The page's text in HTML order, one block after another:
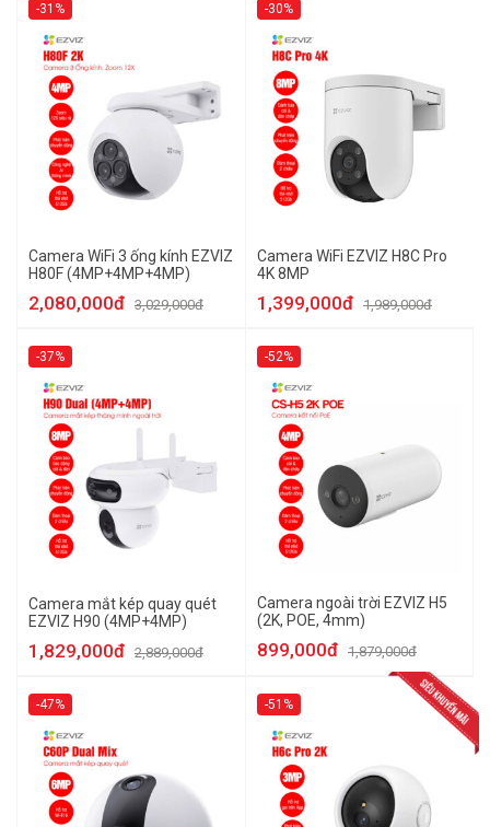
-31%
Camera WiFi 3 ống kính EZVIZ
H80F (4MP+4MP+4MP)
2,080,000đ 3,029,000đ
-30%
Camera WiFi EZVIZ H8C Pro
4K 8MP
1,399,000đ 1,989,000đ
-37%
Camera mắt kép quay quét
EZVIZ H90 (4MP+4MP)
1,829,000đ 2,889,000đ
-52%
Camera ngoài trời EZVIZ H5
(2K, POE, 4mm)
899,000đ 1,879,000đ
-47% -51%